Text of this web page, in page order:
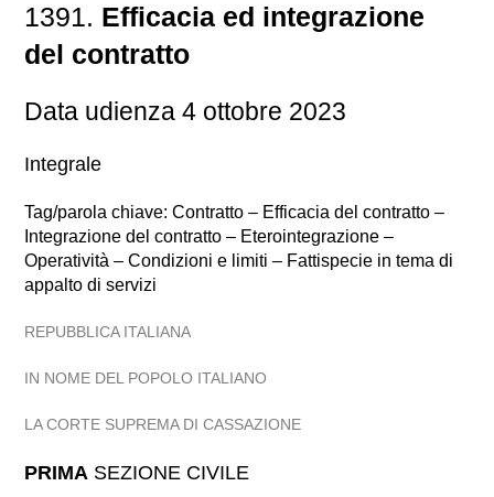
1391. Efficacia ed integrazione
del contratto
Data udienza 4 ottobre 2023
Integrale
Tag/parola chiave: Contratto – Efficacia del contratto –
Integrazione del contratto – Eterointegrazione –
Operatività – Condizioni e limiti – Fattispecie in tema di
appalto di servizi
REPUBBLICA ITALIANA
IN NOME DEL POPOLO ITALIANO
LA CORTE SUPREMA DI CASSAZIONE
PRIMA SEZIONE CIVILE